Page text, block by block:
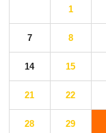
1
7 8
14 15
21 22
28 29